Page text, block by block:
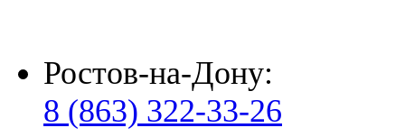
Ростов-на-Дону:
8 (863) 322-33-26